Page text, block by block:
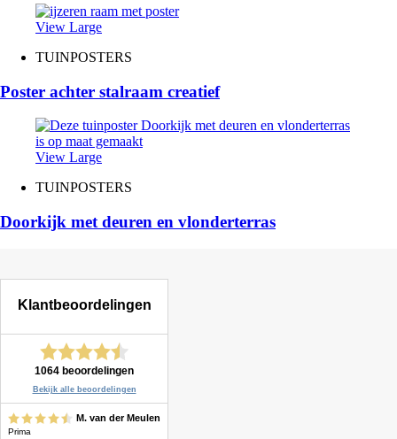
View Large
TUINPOSTERS
Poster achter stalraam creatief
View Large
TUINPOSTERS
Doorkijk met deuren en vlonderterras